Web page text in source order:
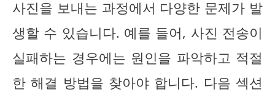
사진을 보내는 과정에서 다양한 문제가 발
생할 수 있습니다. 예를 들어, 사진 전송이
실패하는 경우에는 원인을 파악하고 적절
한 해결 방법을 찾아야 합니다. 다음 섹션